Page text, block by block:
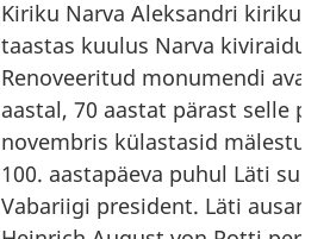
Kiriku Narva Aleksandri kiriku
taastas kuulus Narva kiviraidur
Renoveeritud monumendi
aastal, 70 aastat pärast selle
novembris külastasid
100. aastapäeva puhul Läti
Vabariigi president. Läti